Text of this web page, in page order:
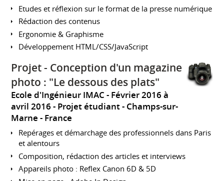
Etudes et réflexion sur le format de la presse numérique
Rédaction des contenus
Ergonomie & Graphisme
Développement HTML/CSS/JavaScript
Projet - Conception d'un magazine
photo : "Le dessous des plats"​
Ecole d'Ingénieur IMAC
Février 2016 à
avril 2016 Projet étudiant
Champs-sur-
Marne
France
Repérages et démarchage des professionnels dans Paris
et alentours
Composition, rédaction des articles et interviews
Appareils photo : Reflex Canon 6D & 5D